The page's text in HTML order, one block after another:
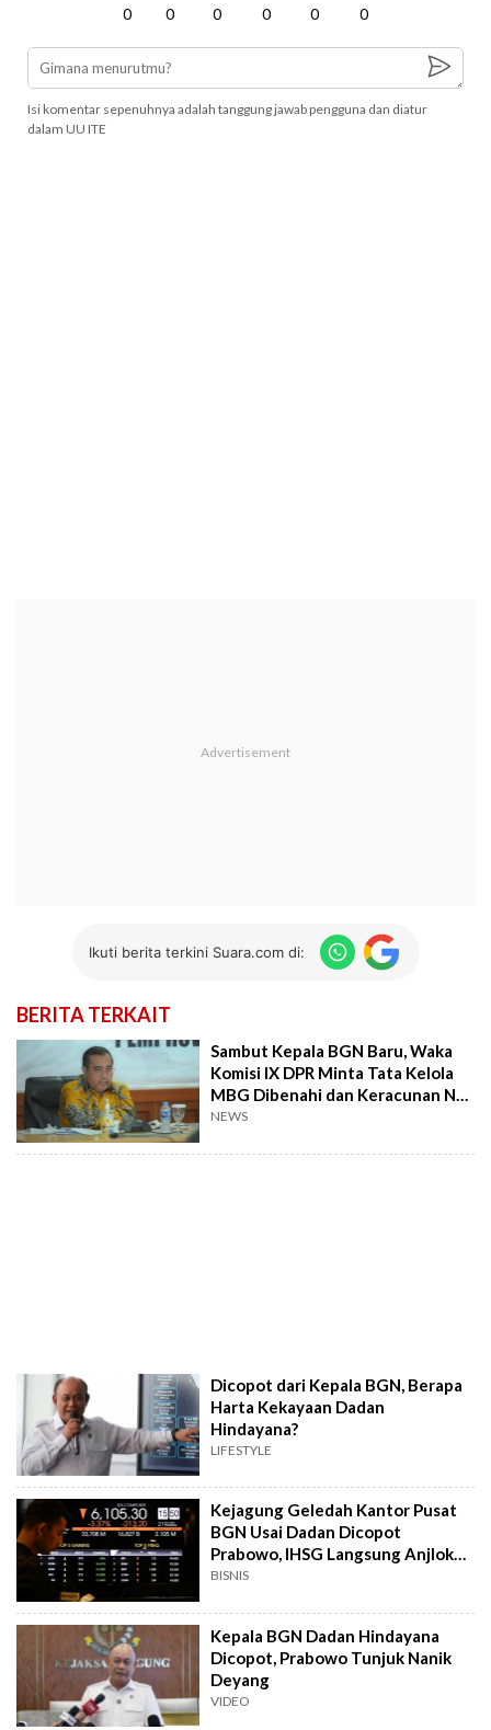
0 0 0 0 0 0
Isi komentar sepenuhnya adalah tanggung jawab pengguna dan diatur
dalam UU ITE
Ikuti berita terkini Suara.com di:
BERITA TERKAIT
Sambut Kepala BGN Baru, Waka
Komisi IX DPR Minta Tata Kelola
MBG Dibenahi dan Keracunan Nol
Kasus
NEWS
Dicopot dari Kepala BGN, Berapa
Harta Kekayaan Dadan
Hindayana?
LIFESTYLE
Kejagung Geledah Kantor Pusat
BGN Usai Dadan Dicopot
Prabowo, IHSG Langsung Anjlok
Parah
BISNIS
Kepala BGN Dadan Hindayana
Dicopot, Prabowo Tunjuk Nanik
Deyang
VIDEO